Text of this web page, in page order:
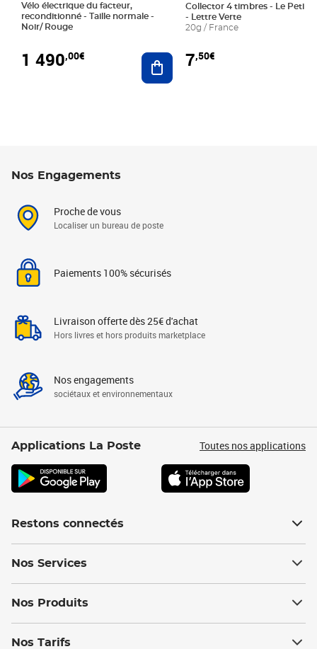
Vélo électrique du facteur,
reconditionné - Taille normale -
Noir/ Rouge
1 490,00€ Ajouter au panier
Collector 4 timbres - Le Petit
- Lettre Verte
20g / France
7,50€
Nos Engagements
Proche de vous
Localiser un bureau de poste
Paiements 100% sécurisés
Livraison offerte dès 25€ d'achat
Hors livres et hors produits marketplace
Nos engagements
sociétaux et environnementaux
Applications La Poste Toutes nos applications
Restons connectés
Nos Services
Nos Produits
Nos Tarifs